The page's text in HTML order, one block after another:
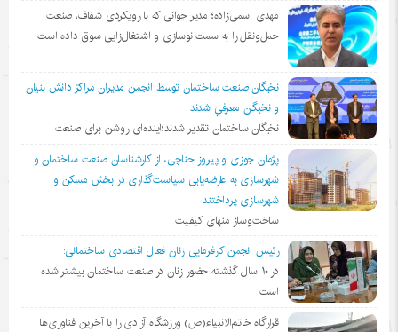
مهدی اسمی‌زاده؛ مدیر جوانی که با رویکردی شفاف، صنعت
حمل‌ونقل را به سمت نوسازی و اشتغال‌زایی سوق داده است
نخبگان صنعت ساختمان توسط انجمن مديران مراكز دانش بنيان
و نخبگان معرفي شدند
نخبگان ساختمان تقدیر شدند؛آینده‌ای روشن برای صنعت
پژمان جوزی و پیروز حناچی، از کارشناسان صنعت ساختمان و
شهرسازی به عارضه‌یابی سیاست‌گذاری در بخش مسکن و
شهرسازی پرداختند
ساخت‌وساز منهای کیفیت
رئیس انجمن کارفرمایی زنان فعال اقتصادی ساختمانی:
در ١٠ سال گذشته حضور زنان در صنعت ساختمان بیشتر شده
است
قرارگاه خاتم‌الانبیاء(ص) ورزشگاه آزادی را با آخرین فناوری‌ها